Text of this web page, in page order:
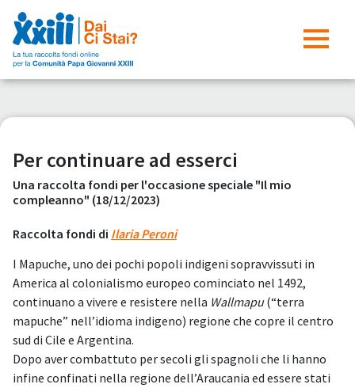
Per continuare ad esserci
Una raccolta fondi per l'occasione speciale "Il mio
compleanno" (18/12/2023)
Raccolta fondi di Ilaria Peroni
I Mapuche, uno dei pochi popoli indigeni sopravvissuti in
America al colonialismo europeo cominciato nel 1492,
continuano a vivere e resistere nella Wallmapu(“terra
mapuche” nell’idioma indigeno) regione che copre il centro
sud di Cile e Argentina.
Dopo aver combattuto per secoli gli spagnoli che li hanno
infine confinati nella regione dell’Araucania ed essere stati